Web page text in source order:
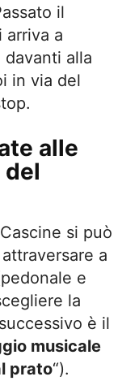
il
arriva a
davanti alla
in via del
alle
del
si può
attraversare a
e
la
è il
musicale
prato“).